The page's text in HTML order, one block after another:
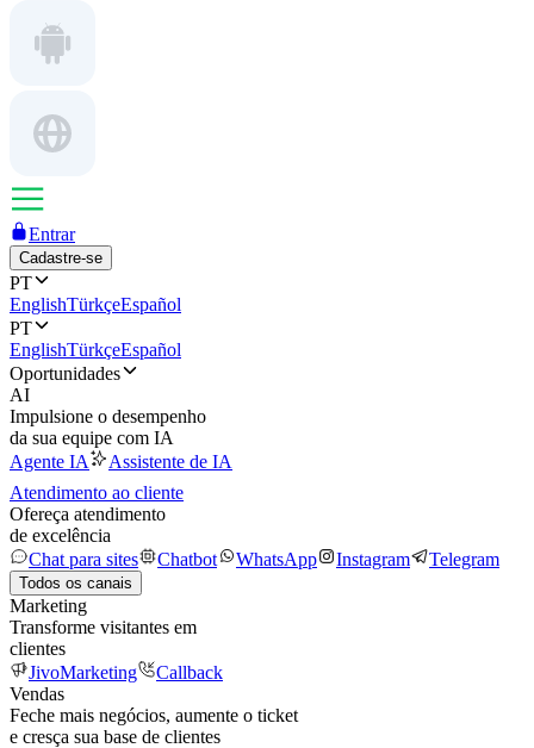
Entrar
Cadastre-se
PT
EnglishTürkçeEspañol
PT
EnglishTürkçeEspañol
Oportunidades
AI
Impulsione o desempenho
da sua equipe com IA
Agente IA
Assistente de IA
Atendimento ao cliente
Ofereça atendimento
de excelência
Chat para sites
Chatbot WhatsApp Instagram Telegram
Todos os canais
Marketing
Transforme visitantes em
clientes
JivoMarketing
Callback
Vendas
Feche mais negócios, aumente o ticket
e cresça sua base de clientes